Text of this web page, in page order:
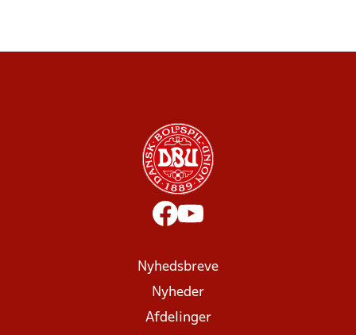
Nyhedsbreve
Nyheder
Afdelinger